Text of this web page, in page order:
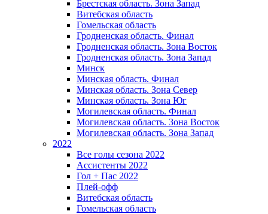
Брестская область. Зона Запад
Витебская область
Гомельская область
Гродненская область. Финал
Гродненская область. Зона Восток
Гродненская область. Зона Запад
Минск
Минская область. Финал
Минская область. Зона Север
Минская область. Зона Юг
Могилевская область. Финал
Могилевская область. Зона Восток
Могилевская область. Зона Запад
2022
Все голы сезона 2022
Ассистенты 2022
Гол + Пас 2022
Плей-офф
Витебская область
Гомельская область